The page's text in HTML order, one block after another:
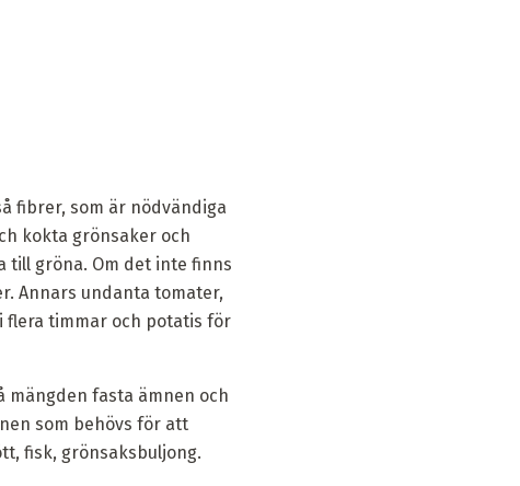
fibrer, som är nödvändiga
kokta grönsaker och
till gröna. Om det inte finns
Annars undanta tomater,
flera timmar och potatis för
mängden fasta ämnen och
som behövs för att
fisk, grönsaksbuljong.